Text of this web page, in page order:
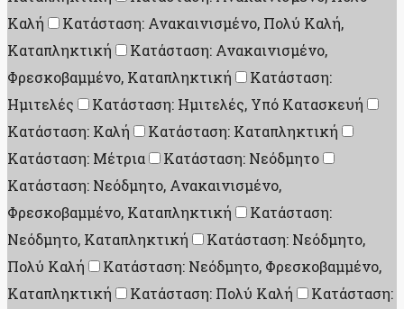
Καλή
Κατάσταση: Ανακαινισμένο, Πολύ Καλή,
Καταπληκτική
Κατάσταση: Ανακαινισμένο,
Φρεσκοβαμμένο, Καταπληκτική
Κατάσταση:
Ημιτελές
Κατάσταση: Ημιτελές, Υπό Κατασκευή
Κατάσταση: Καλή
Κατάσταση: Καταπληκτική
Κατάσταση: Μέτρια
Κατάσταση: Νεόδμητο
Κατάσταση: Νεόδμητο, Ανακαινισμένο,
Φρεσκοβαμμένο, Καταπληκτική
Κατάσταση:
Νεόδμητο, Καταπληκτική
Κατάσταση: Νεόδμητο,
Πολύ Καλή
Κατάσταση: Νεόδμητο, Φρεσκοβαμμένο,
Καταπληκτική
Κατάσταση: Πολύ Καλή
Κατάσταση: